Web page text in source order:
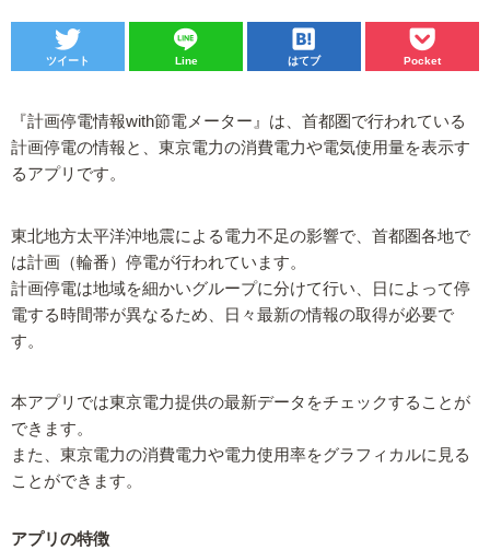
ツイート Line はてブ Pocket
『計画停電情報with節電メーター』は、首都圏で行われている
計画停電の情報と、東京電力の消費電力や電気使用量を表示す
るアプリです。
東北地方太平洋沖地震による電力不足の影響で、首都圏各地で
は計画（輪番）停電が行われています。
計画停電は地域を細かいグループに分けて行い、日によって停
電する時間帯が異なるため、日々最新の情報の取得が必要で
す。
本アプリでは東京電力提供の最新データをチェックすることが
できます。
また、東京電力の消費電力や電力使用率をグラフィカルに見る
ことができます。
アプリの特徴